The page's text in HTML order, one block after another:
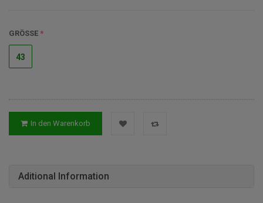
GRÖSSE
43
In den Warenkorb
Aditional Information